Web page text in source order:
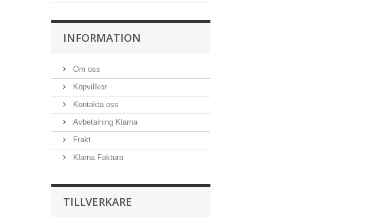
INFORMATION
Om oss
Köpvillkor
Kontakta oss
Avbetalning Klarna
Frakt
Klarna Faktura
TILLVERKARE